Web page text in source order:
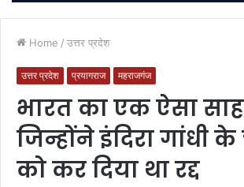
Home / उत्तर प्रदेश
उत्तर प्रदेश प्रयागराज महराजगंज
भारत का एक ऐसा
जिन्होंने इंदिरा गांधी
को कर दिया था रद्द